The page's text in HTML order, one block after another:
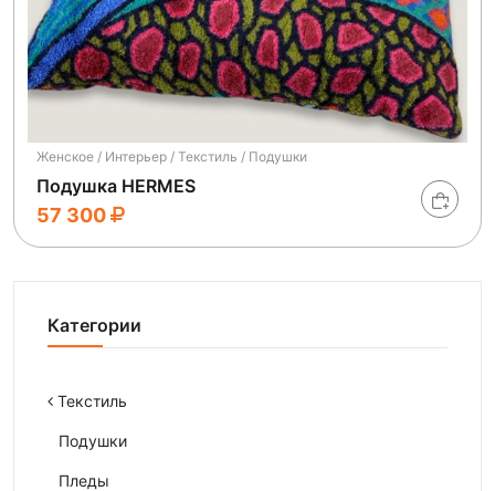
Женское / Интерьер / Текстиль / Подушки
Подушка HERMES
57 300
Категории
Текстиль
Подушки
Пледы